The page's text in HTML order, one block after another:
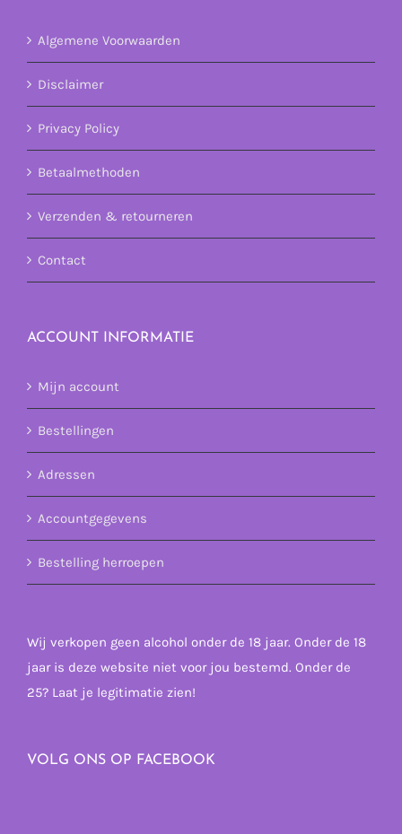
Algemene Voorwaarden
Disclaimer
Privacy Policy
Betaalmethoden
Verzenden & retourneren
Contact
ACCOUNT INFORMATIE
Mijn account
Bestellingen
Adressen
Accountgegevens
Bestelling herroepen
Wij verkopen geen alcohol onder de 18 jaar. Onder de 18
jaar is deze website niet voor jou bestemd. Onder de
25? Laat je legitimatie zien!
VOLG ONS OP FACEBOOK